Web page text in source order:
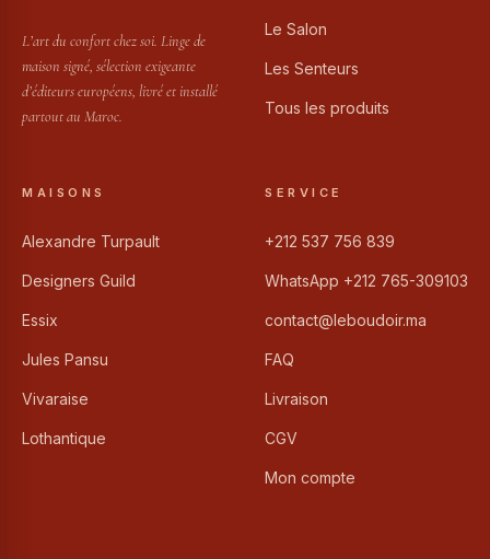
L’art du confort chez soi. Linge de
maison signé, sélection exigeante
d’éditeurs européens, livré et installé
partout au Maroc.
Le Salon
Les Senteurs
Tous les produits
MAISONS
Alexandre Turpault
Designers Guild
Essix
Jules Pansu
Vivaraise
Lothantique
SERVICE
+212 537 756 839
WhatsApp +212 765-309103
contact@leboudoir.ma
FAQ
Livraison
CGV
Mon compte